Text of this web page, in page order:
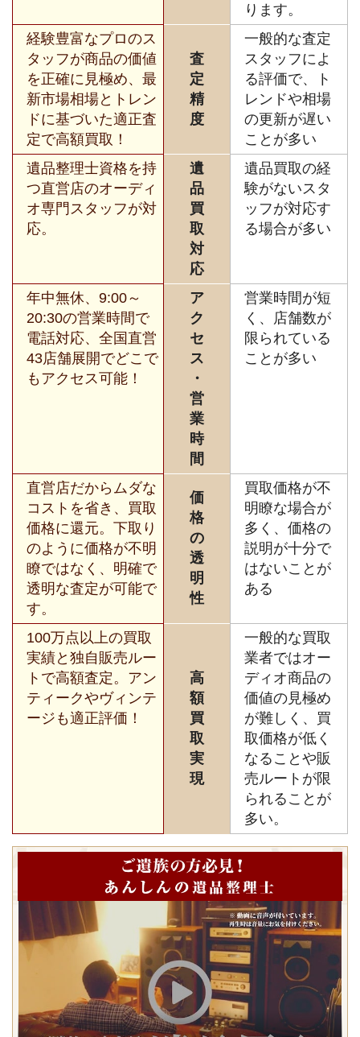
ります。
経験豊富なプロのス
タッフが商品の価値
を正確に見極め、最
新市場相場とトレン
ドに基づいた適正査
定で高額買取！
査
定
精
度
一般的な査定
スタッフによ
る評価で、ト
レンドや相場
の更新が遅い
ことが多い
遺品整理士資格を持
つ直営店のオーディ
オ専門スタッフが対
応。
遺
品
買
取
対
応
遺品買取の経
験がないスタ
ッフが対応す
る場合が多い
年中無休、9:00～
20:30の営業時間で
電話対応、全国直営
43店舗展開でどこで
もアクセス可能！
ア
ク
セ
ス
・
営
業
時
間
営業時間が短
く、店舗数が
限られている
ことが多い
直営店だからムダな
コストを省き、買取
価格に還元。下取り
のように価格が不明
瞭ではなく、明確で
透明な査定が可能で
す。
価
格
の
透
明
性
買取価格が不
明瞭な場合が
多く、価格の
説明が十分で
はないことが
ある
100万点以上の買取
実績と独自販売ルー
トで高額査定。アン
ティークやヴィンテ
ージも適正評価！
高
額
買
取
実
現
一般的な買取
業者ではオー
ディオ商品の
価値の見極め
が難しく、買
取価格が低く
なることや販
売ルートが限
られることが
多い。